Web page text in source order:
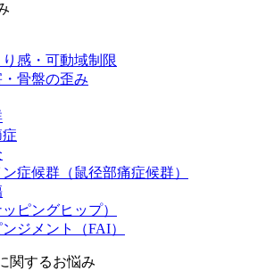
感・可動域制限
骨盤の歪み
症候群（鼠径部痛症候群）
ピングヒップ）
ジメント（FAI）
関するお悩み